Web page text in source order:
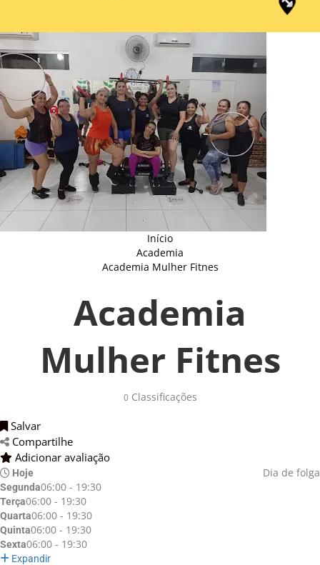
Início
Academia
Academia Mulher Fitnes
Academia
Mulher Fitnes
0Classificações
Salvar
Compartilhe
Adicionar avaliação
Hoje Dia de folga
Segunda06:00 - 19:30
Terça06:00 - 19:30
Quarta06:00 - 19:30
Quinta06:00 - 19:30
Sexta06:00 - 19:30
Expandir